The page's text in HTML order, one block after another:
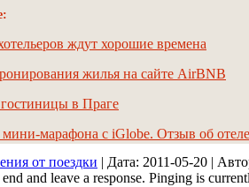
ждут хорошие времена
жилья на сайте AirBNB
в Праге
марафона с iGlobe. Отзыв об
от поездки | Дата: 2011-05-20 |
and leave a response. Pinging is